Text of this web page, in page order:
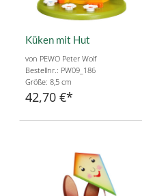
Küken mit Hut
von PEWO Peter Wolf
Bestellnr.: PW09_186
Größe: 8,5 cm
42,70 €